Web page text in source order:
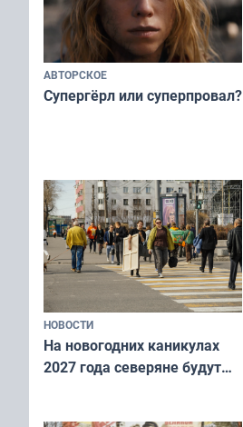
АВТОРСКОЕ
Супергёрл или суперпровал?
НОВОСТИ
На новогодних каникулах
2027 года северяне будут